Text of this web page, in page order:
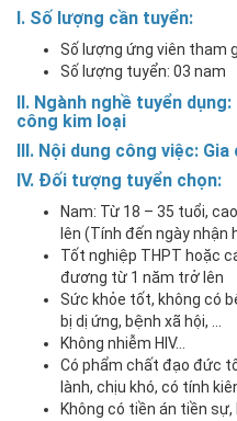
I. Số lượng cần tuyển:
Số lượng ứng viên tham
Số lượng tuyển: 03 nam
II. Ngành nghề tuyển dụng:
công kim loại
III. Nội dung công việc: Gia
IV. Đối tượng tuyển chọn:
Nam: Từ 18 – 35 tuổi,
lên (Tính đến ngày nhận
Tốt nghiệp THPT hoặc
đương từ 1 năm trở lên
Sức khỏe tốt, không có
bị dị ứng, bệnh xã hội, …
Không nhiễm HIV…
Có phẩm chất đạo đức
lành, chịu khó, có tính
Không có tiền án tiền sự,